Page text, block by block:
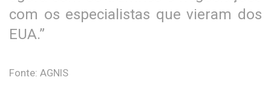
com os especialistas que vieram dos
EUA.”
Fonte: AGNIS